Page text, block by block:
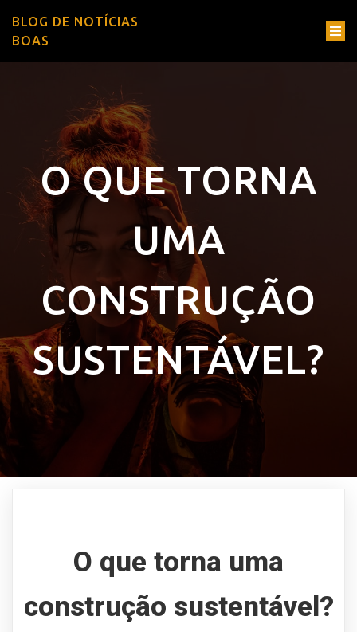
BLOG DE NOTÍCIAS
BOAS
O QUE TORNA
UMA
CONSTRUÇÃO
SUSTENTÁVEL?
O que torna uma
construção sustentável?